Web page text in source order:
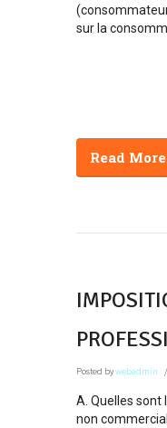
sur la
Read More
Posted bywebadmin
A. Quelles sont
non